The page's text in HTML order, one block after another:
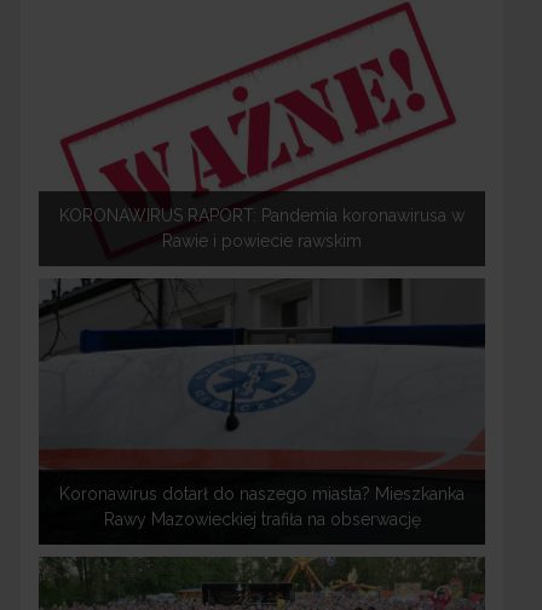
KORONAWIRUS RAPORT: Pandemia koronawirusa w
Rawie i powiecie rawskim
Koronawirus dotarł do naszego miasta? Mieszkanka
Rawy Mazowieckiej trafiła na obserwację